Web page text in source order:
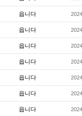
읍니다
읍니다
읍니다
읍니다
읍니다
읍니다
읍니다